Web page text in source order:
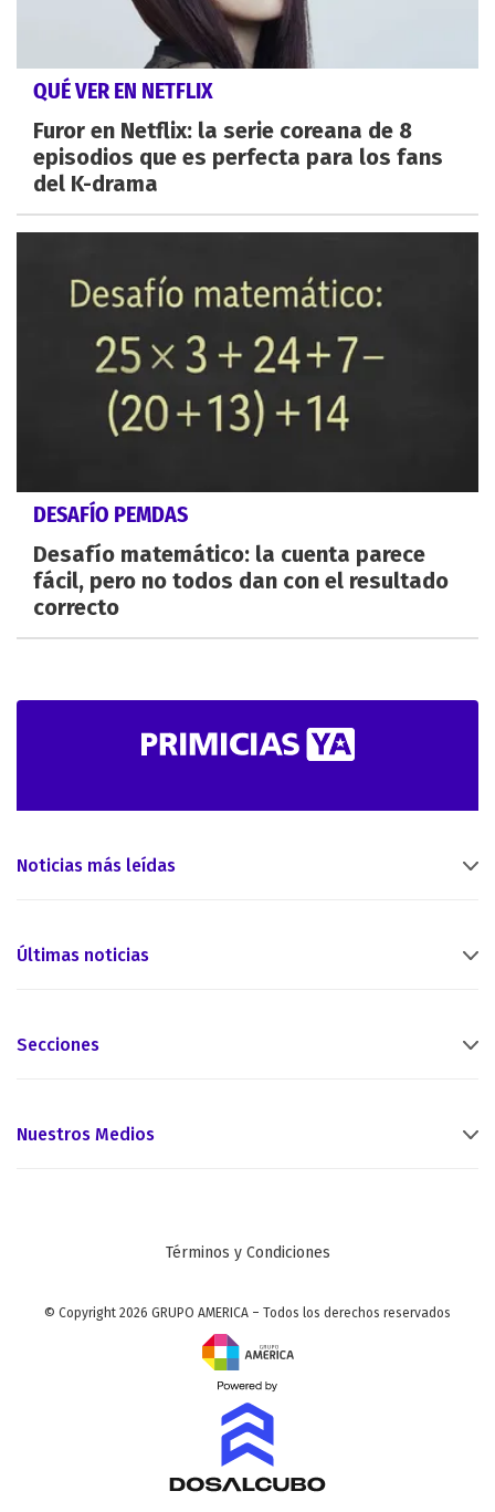
QUÉ VER EN NETFLIX
Furor en Netflix: la serie coreana de 8
episodios que es perfecta para los fans
del K-drama
DESAFÍO PEMDAS
Desafío matemático: la cuenta parece
fácil, pero no todos dan con el resultado
correcto
Noticias más leídas
Últimas noticias
Secciones
Nuestros Medios
Términos y Condiciones
© Copyright 2026 GRUPO AMERICA – Todos los derechos reservados